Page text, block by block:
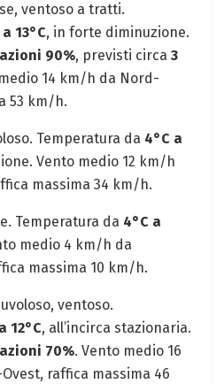
ventoso a ⁣tratti.‍
13°C,​ in forte‌ diminuzione.
90%, previsti circa 3
14 km/h da Nord-
53 km/h.
Temperatura da 4°C a
Vento ⁢medio 12⁢ km/h⁤
massima 34 km/h.
Temperatura da 4°C a
medio 4 ‌km/h da
massima 10 km/h.
ventoso.
12°C, ⁣all’incirca stazionaria.
70%. Vento ​medio 16
raffica massima 46